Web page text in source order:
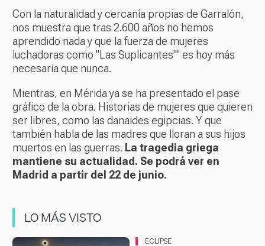
Con la naturalidad y cercanía propias de Garralón,
nos muestra que tras 2.600 años no hemos
aprendido nada y que la fuerza de mujeres
luchadoras como "Las Suplicantes"" es hoy más
necesaria que nunca.
Mientras, en Mérida ya se ha presentado el pase
gráfico de la obra. Historias de mujeres que quieren
ser libres, como las danaides egipcias. Y que
también habla de las madres que lloran a sus hijos
muertos en las guerras. La tragedia griega
mantiene su actualidad. Se podrá ver en
Madrid a partir del 22 de junio.
LO MÁS VISTO
ECLIPSE